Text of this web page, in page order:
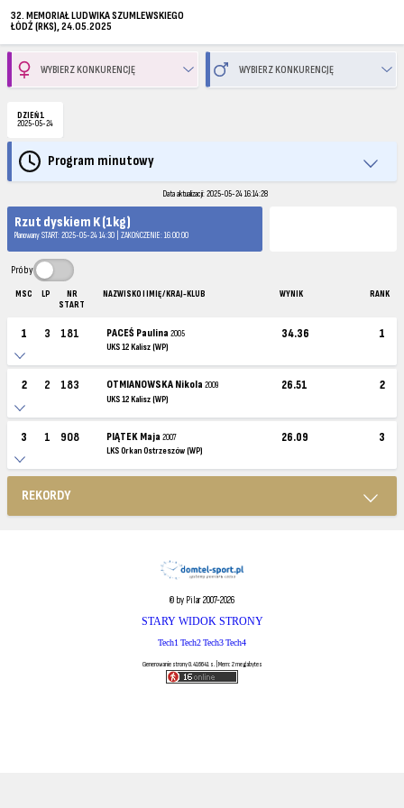
32. MEMORIAŁ LUDWIKA SZUMLEWSKIEGO
ŁÓDŹ (RKS), 24.05.2025
DZIEŃ 1
2025-05-24
Program minutowy
Data aktualizacji: 2025-05-24 16:14:28
Rzut dyskiem K (1kg)
Planowany START: 2025-05-24 14:30 | ZAKOŃCZENIE: 16:00:00
Próby
MSC LP
NR
START
NAZWISKO I IMIĘ / KRAJ-KLUB WYNIK RANK
1 3 181 PACEŚ Paulina2005
UKS 12 Kalisz (WP)
34.36 1
2 2 183 OTMIANOWSKA Nikola2009
UKS 12 Kalisz (WP)
26.51 2
3 1 908 PIĄTEK Maja2007
LKS Orkan Ostrzeszów (WP)
26.09 3
REKORDY
© by Pilar 2007-2026
STARY WIDOK STRONY
Tech1Tech2Tech3Tech4
Generowanie strony 0.416641 s. | Mem: 2 megabytes